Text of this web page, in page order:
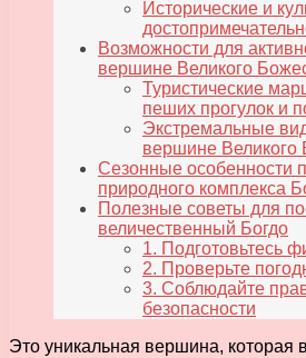
Исторические и
Возможности для
вершине Великого
Туристические
пеших прогулок и
Экстремальные
вершине Великого
Сезонные особенности
природного комплекса
Полезные советы для
величественный Богдо
1. Подготовьтесь
2. Проверьте
3. Соблюдайте
безопасности
Это уникальная вершина, которая